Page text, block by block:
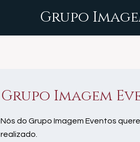
Grupo
Grupo Imagem
Nós do Grupo Imagem Eventos
realizado.